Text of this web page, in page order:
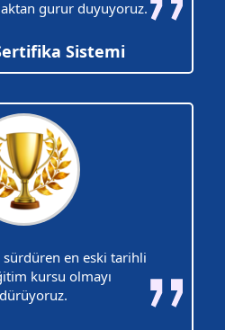
gurur duyuyoruz.
Sistemi
en eski tarihli
kursu olmayı